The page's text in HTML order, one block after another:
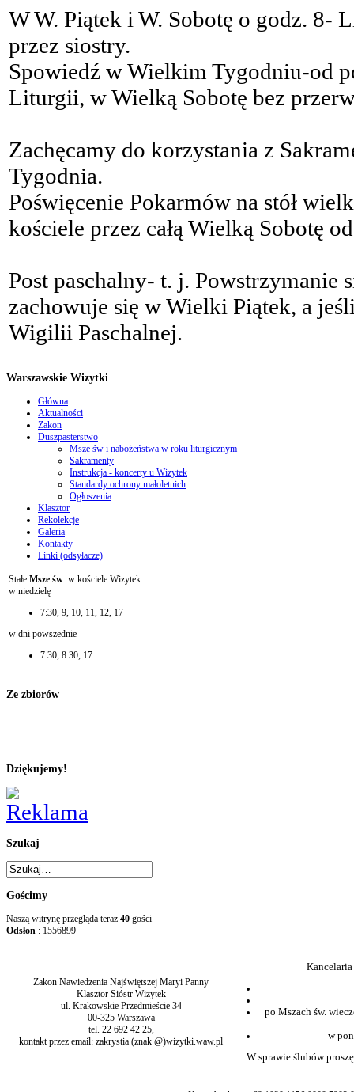
W W. Piątek i W. Sobotę o godz. 8-
przez siostry.
Spowiedź w Wielkim Tygodniu-od
Liturgii, w Wielką Sobotę bez
Zachęcamy do korzystania z
Tygodnia.
Poświęcenie Pokarmów na stół
kościele przez całą Wielką Sobotę
Post paschalny- t. j.
zachowuje się w Wielki Piątek, a
Wigilii Paschalnej.
Warszawskie Wizytki
Główna
Aktualności
Zakon
Duszpasterstwo
Msze św i nabożeństwa w roku liturgicznym
Sakramenty
Instrukcja - koncerty u Wizytek
Standardy ochrony małoletnich
Ogłoszenia
Klasztor
Rekolekcje
Galeria
Kontakty
Linki (odsyłacze)
Stałe Msze św. w kościele Wizytek
w niedzielę
7:30, 9, 10, 11, 12, 17
w dni powszednie
7:30, 8:30, 17
Ze zbiorów
Dziękujemy!
Szukaj
Gościmy
Naszą witrynę przegląda teraz 40 gości
Odsłon : 1556899
Zakon Nawiedzenia Najświętszej Maryi Panny
Klasztor Sióstr Wizytek
ul. Krakowskie Przedmieście 34
00-325 Warszawa
tel. 22 692 42 25,
kontakt przez email: zakrystia (znak @)wizytki.waw.pl
po Mszach św.
w
W sprawie ślubów